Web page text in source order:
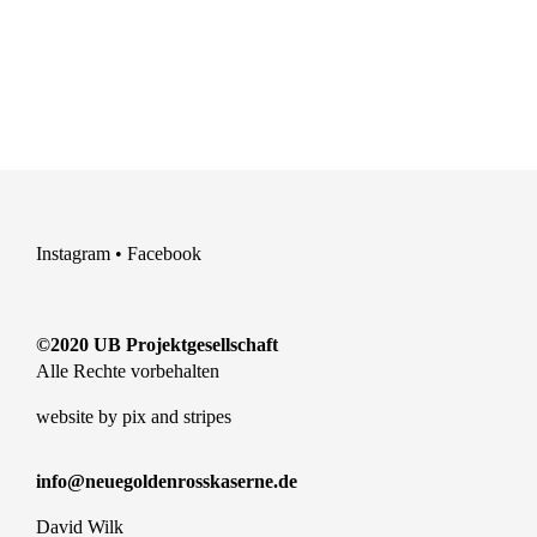
Instagram • Facebook
©2020 UB Projektgesellschaft
Alle Rechte vorbehalten
website by pix and stripes
info@neuegoldenrosskaserne.de
David Wilk